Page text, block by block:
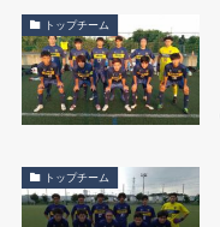
トップチーム
トップチーム